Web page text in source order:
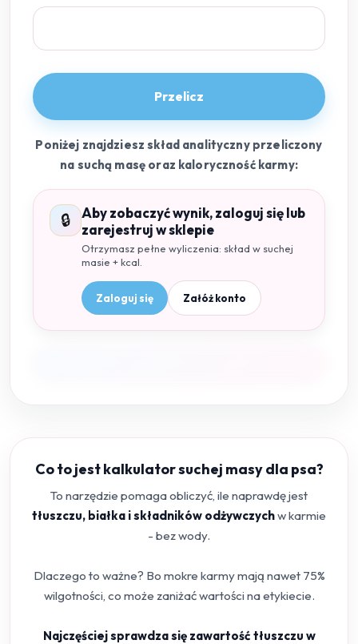
Przelicz
Poniżej znajdziesz skład analityczny przeliczony
na suchą masę oraz kaloryczność karmy:
🔒
Aby zobaczyć wynik, zaloguj się lub
zarejestruj w sklepie
Otrzymasz pełne wyliczenia: skład w suchej
masie + kcal.
Zaloguj się Załóż konto
Co to jest kalkulator suchej masy dla psa?
To narzędzie pomaga obliczyć, ile naprawdę jest
tłuszczu, białka i składników odżywczychw karmie
- bez wody.
Dlaczego to ważne? Bo mokre karmy mają nawet 75%
wilgotności, co może zaniżać wartości na etykiecie.
Najczęściej sprawdza się zawartość tłuszczu w